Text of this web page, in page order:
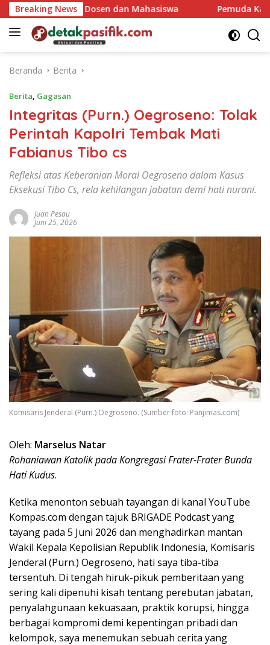
Langsung
ke
konten
Breaking News
Relasi Dosen dan Mahasiswa Pemuda Katolik
Beranda Berita
Berita, Gagasan
Integritas (Purn.) Oegroseno: Tolak
Perintah Kapolri Tembak Mati
Fabianus Tibo cs
Refleksi atas Keberanian Moral Oegroseno dalam Kasus
Eksekusi Tibo Cs, rela kehilangan jabatan demi hati nurani.
Juan Pesau
Juni 25, 2026
Komisaris Jenderal (Purn.) Oegroseno. (Sumber foto: Panjimas.com)
Oleh: Marselus Natar
Rohaniawan Katolik pada Kongregasi Frater-Frater Bunda
Hati Kudus.
Ketika menonton sebuah tayangan di kanal YouTube
Kompas.com dengan tajuk BRIGADE Podcast yang
tayang pada 5 Juni 2026 dan menghadirkan mantan
Wakil Kepala Kepolisian Republik Indonesia, Komisaris
Jenderal (Purn.) Oegroseno, hati saya tiba-tiba
tersentuh. Di tengah hiruk-pikuk pemberitaan yang
sering kali dipenuhi kisah tentang perebutan jabatan,
penyalahgunaan kekuasaan, praktik korupsi, hingga
berbagai kompromi demi kepentingan pribadi dan
kelompok, saya menemukan sebuah cerita yang